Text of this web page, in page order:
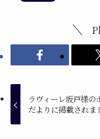
ラヴィーレ坂戸様の
だよりに掲載されま